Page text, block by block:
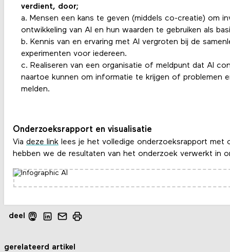
verdient, door;
a. Mensen een kans te geven (middels co-creatie) om
ontwikkeling van AI en hun waarden te gebruiken als
b. Kennis van en ervaring met AI vergroten bij de
experimenten voor iedereen.
c. Realiseren van een organisatie of meldpunt dat AI
naartoe kunnen om informatie te krijgen of problemen
melden.
Onderzoeksrapport en visualisatie
Via deze linklees je het volledige onderzoeksrapport met
hebben we de resultaten van het onderzoek verwerkt in
deel
gerelateerd artikel